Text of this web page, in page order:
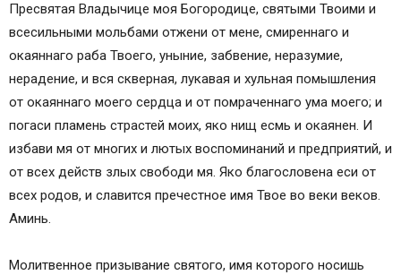
Пресвятая Владычице моя Богородице, святыми Твоими и
всесильными мольбами отжени от мене, смиреннаго и
окаяннаго раба Твоего, уныние, забвение, неразумие,
нерадение, и вся скверная, лукавая и хульная помышления
от окаяннаго моего сердца и от помраченнаго ума моего; и
погаси пламень страстей моих, яко нищ есмь и окаянен. И
избави мя от многих и лютых воспоминаний и предприятий, и
от всех действ злых свободи мя. Яко благословена еси от
всех родов, и славится пречестное имя Твое во веки веков.
Аминь.
Молитвенное призывание святого, имя которого носишь